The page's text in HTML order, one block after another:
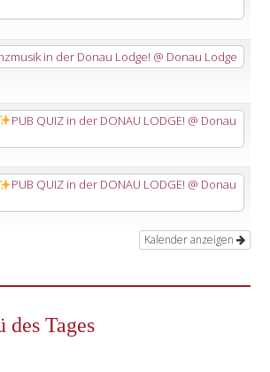
in der Donau Lodge! @ Donau Lodge
PUB QUIZ in der DONAU LODGE! @ Donau
PUB QUIZ in der DONAU LODGE! @ Donau
Kalender anzeigen
des Tages